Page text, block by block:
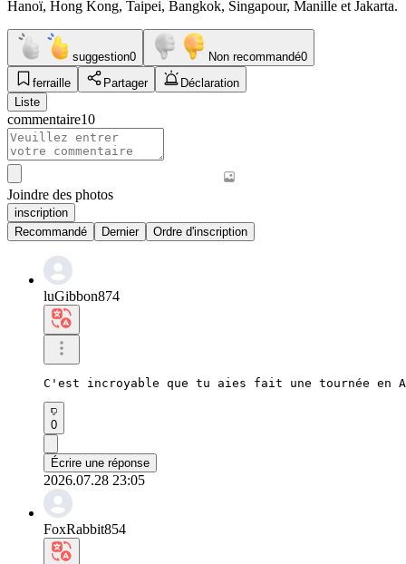
Hanoï, Hong Kong, Taipei, Bangkok, Singapour, Manille et Jakarta.
suggestion0 Non recommandé0
ferraille
Partager
Déclaration
Liste
commentaire10
Joindre des photos
inscription
Recommandé
Dernier Ordre d'inscription
luGibbon874
C'est incroyable que tu aies fait une tournée en
0
Écrire une réponse
2026.07.28 23:05
FoxRabbit854